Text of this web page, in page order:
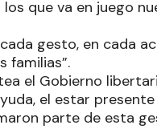
que va en juego
gesto, en cada
familias”.
el Gobierno
el estar
parte de esta